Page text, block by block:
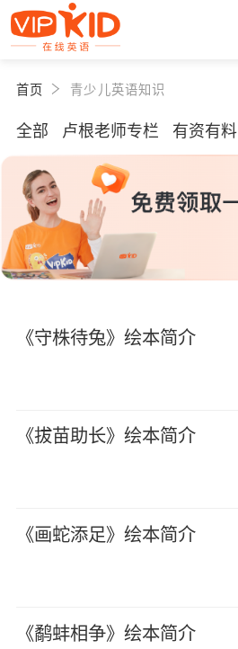
首页 青少儿英语知识
全部 卢根老师专栏 有资有料
《守株待兔》绘本简介
《拔苗助长》绘本简介
《画蛇添足》绘本简介
《鹬蚌相争》绘本简介